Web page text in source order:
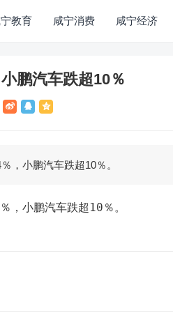
教育 咸宁消费 咸宁经济
鹏汽车跌超10％
，小鹏汽车跌超10％。
，小鹏汽车跌超10％。